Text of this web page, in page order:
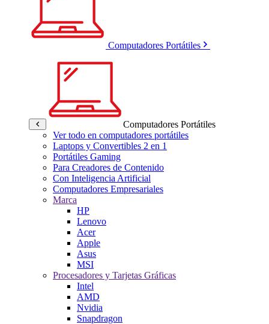
Computadores Portátiles
Computadores Portátiles
Ver todo en computadores portátiles
Laptops y Convertibles 2 en 1
Portátiles Gaming
Para Creadores de Contenido
Con Inteligencia Artificial
Computadores Empresariales
Marca
HP
Lenovo
Acer
Apple
Asus
MSI
Procesadores y Tarjetas Gráficas
Intel
AMD
Nvidia
Snapdragon